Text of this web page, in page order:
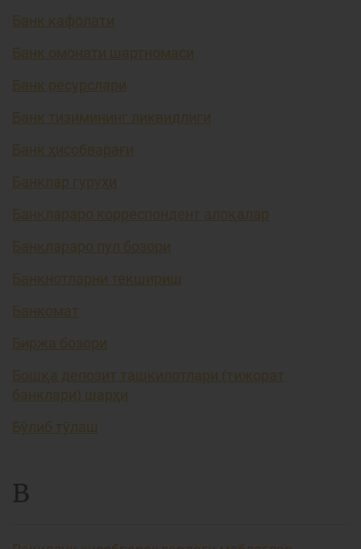
Банк кафолати
Банк омонати шартномаси
Банк ресурслари
Банк тизимининг ликвидлиги
Банк ҳисобварағи
Банклар гуруҳи
Банклараро корреспондент алоқалар
Банклараро пул бозори
Банкнотларни текшириш
Банкомат
Биржа бозори
Бошқа депозит ташкилотлари (тижорат
банклари) шарҳи
Бўлиб тўлаш
В